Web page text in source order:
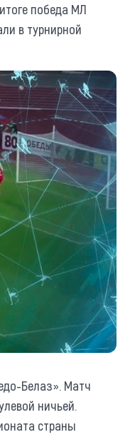
победа МЛ
в турнирной
Белаз». Матч
ничьей.
страны